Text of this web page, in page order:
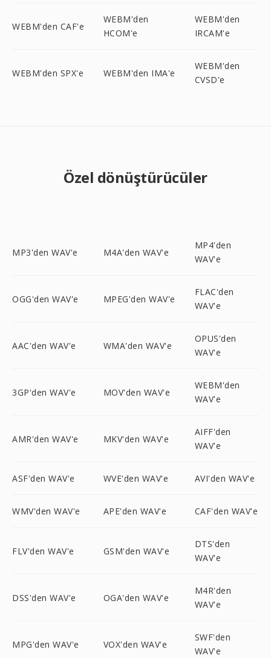
WEBM'den CAF'e
WEBM'den
HCOM'e
WEBM'den
IRCAM'e
WEBM'den SPX'e WEBM'den IMA'e
WEBM'den
CVSD'e
Özel dönüştürücüler
MP3'den WAV'e M4A'den WAV'e
MP4'den
WAV'e
OGG'den WAV'e MPEG'den WAV'e
FLAC'den
WAV'e
AAC'den WAV'e WMA'den WAV'e
OPUS'den
WAV'e
3GP'den WAV'e MOV'den WAV'e
WEBM'den
WAV'e
AMR'den WAV'e MKV'den WAV'e
AIFF'den
WAV'e
ASF'den WAV'e WVE'den WAV'e AVI'den WAV'e
WMV'den WAV'e APE'den WAV'e CAF'den WAV'e
FLV'den WAV'e GSM'den WAV'e
DTS'den
WAV'e
DSS'den WAV'e OGA'den WAV'e
M4R'den
WAV'e
MPG'den WAV'e VOX'den WAV'e
SWF'den
WAV'e